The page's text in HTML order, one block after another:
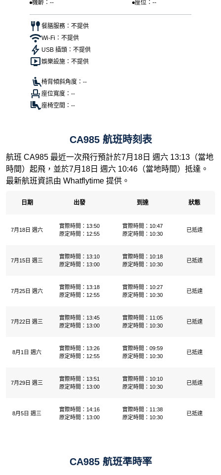
機齡：--
座位：--
餐膳服務：不提供
Wi-Fi：不提供
USB 插頭：不提供
娛樂設施：不提供
椅背傾斜角度：--
座位寬度：--
座椅空間：--
CA985 航班時刻表
航班 CA985 最近一次飛行預計於7月18日 週六 13:13（當地
時間）起飛，並於7月18日 週六 10:46（當地時間）抵達。
最新航班資訊由 Whatflytime 提供。
日期 出發 到達 狀態
7月18日 週六
實際時間：13:50
原定時間：12:55
實際時間：10:47
原定時間：10:30
已抵達
7月15日 週三
實際時間：13:10
原定時間：13:00
實際時間：10:18
原定時間：10:30
已抵達
7月25日 週六
實際時間：13:18
原定時間：12:55
實際時間：10:27
原定時間：10:30
已抵達
7月22日 週三
實際時間：13:45
原定時間：13:00
實際時間：11:05
原定時間：10:30
已抵達
8月1日 週六
實際時間：13:26
原定時間：12:55
實際時間：09:59
原定時間：10:30
已抵達
7月29日 週三
實際時間：13:51
原定時間：13:00
實際時間：10:10
原定時間：10:30
已抵達
8月5日 週三
實際時間：14:16
原定時間：13:00
實際時間：11:38
原定時間：10:30
已抵達
CA985 航班準時率